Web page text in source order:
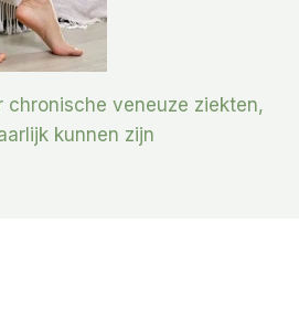
chronische veneuze ziekten,
kunnen zijn